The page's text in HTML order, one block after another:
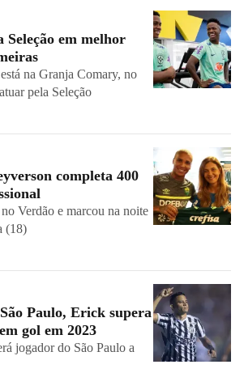
Seleção em melhor
na Granja Comary, no
pela Seleção
completa 400
Verdão e marcou na noite
(18)
Paulo, Erick supera
gol em 2023
jogador do São Paulo a